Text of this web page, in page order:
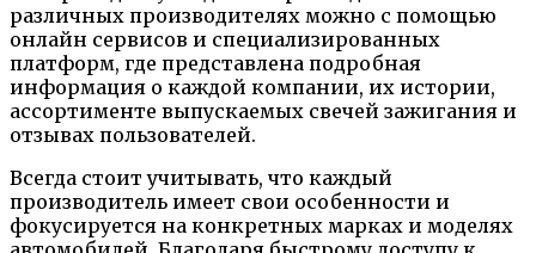
различных производителях можно с помощью
онлайн сервисов и специализированных
платформ, где представлена подробная
информация о каждой компании, их истории,
ассортименте выпускаемых свечей зажигания и
отзывах пользователей.
Всегда стоит учитывать, что каждый
производитель имеет свои особенности и
фокусируется на конкретных марках и моделях